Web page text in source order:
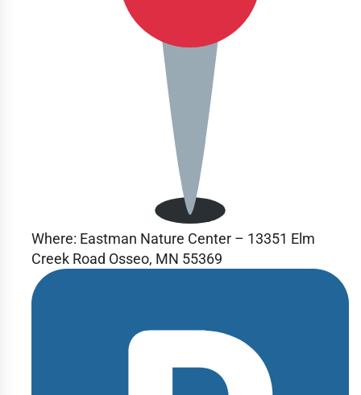
Where: Eastman Nature Center – 13351 Elm
Creek Road Osseo, MN 55369